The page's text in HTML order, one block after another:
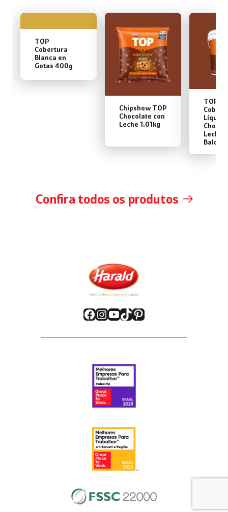
TOP
Cobertura
Blanca en
Gotas 400g
Chipshow TOP
Chocolate con
Leche 1.01kg
TOP
Leche
Balde
Confira todos os produtos
Facebook
Instagram
YouTube
TikTok
Pinterest